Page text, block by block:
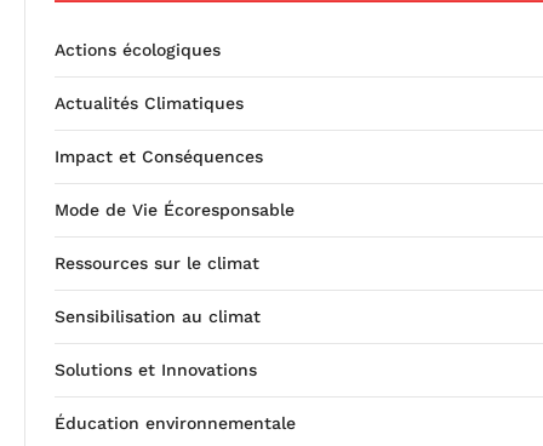
Actions écologiques
Actualités Climatiques
Impact et Conséquences
Mode de Vie Écoresponsable
Ressources sur le climat
Sensibilisation au climat
Solutions et Innovations
Éducation environnementale